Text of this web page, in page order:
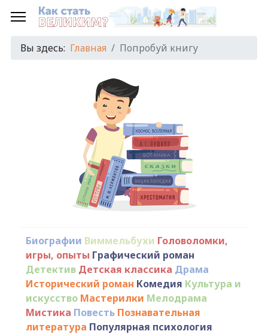
Вы здесь: Главная Попробуй книгу
Биографии Виммельбухи Головоломки,
игры, опыты Графический роман
Детектив Детская классика Драма
Исторический роман Комедия Культура и
искусство Мастерилки Мелодрама
Мистика Повесть Познавательная
литература Популярная психология